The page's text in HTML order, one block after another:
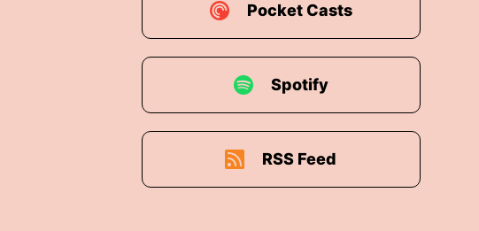
Pocket Casts
Spotify
RSS Feed